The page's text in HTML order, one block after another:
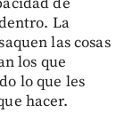
La
las cosas
los que
lo que les
hacer.